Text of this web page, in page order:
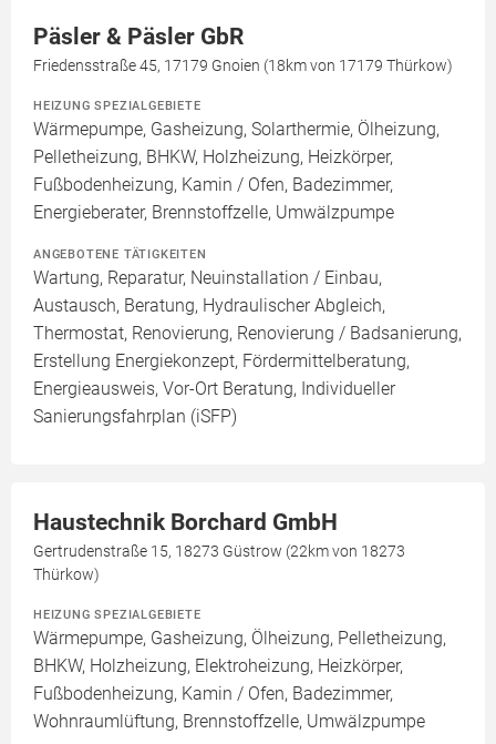
Päsler & Päsler GbR
Friedensstraße 45, 17179 Gnoien (18km von 17179 Thürkow)
HEIZUNG SPEZIALGEBIETE
Wärmepumpe, Gasheizung, Solarthermie, Ölheizung,
Pelletheizung, BHKW, Holzheizung, Heizkörper,
Fußbodenheizung, Kamin / Ofen, Badezimmer,
Energieberater, Brennstoffzelle, Umwälzpumpe
ANGEBOTENE TÄTIGKEITEN
Wartung, Reparatur, Neuinstallation / Einbau,
Austausch, Beratung, Hydraulischer Abgleich,
Thermostat, Renovierung, Renovierung / Badsanierung,
Erstellung Energiekonzept, Fördermittelberatung,
Energieausweis, Vor-Ort Beratung, Individueller
Sanierungsfahrplan (iSFP)
Haustechnik Borchard GmbH
Gertrudenstraße 15, 18273 Güstrow (22km von 18273
Thürkow)
HEIZUNG SPEZIALGEBIETE
Wärmepumpe, Gasheizung, Ölheizung, Pelletheizung,
BHKW, Holzheizung, Elektroheizung, Heizkörper,
Fußbodenheizung, Kamin / Ofen, Badezimmer,
Wohnraumlüftung, Brennstoffzelle, Umwälzpumpe